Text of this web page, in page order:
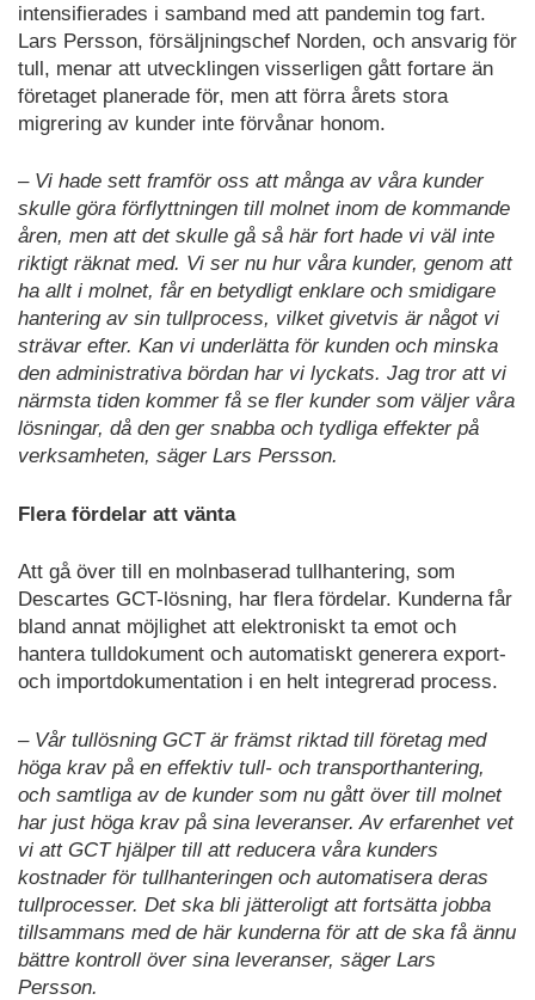
intensifierades i samband med att pandemin tog fart.
Lars Persson, försäljningschef Norden, och ansvarig för
tull, menar att utvecklingen visserligen gått fortare än
företaget planerade för, men att förra årets stora
migrering av kunder inte förvånar honom.
– Vi hade sett framför oss att många av våra kunder
skulle göra förflyttningen till molnet inom de kommande
åren, men att det skulle gå så här fort hade vi väl inte
riktigt räknat med. Vi ser nu hur våra kunder, genom att
ha allt i molnet, får en betydligt enklare och smidigare
hantering av sin tullprocess, vilket givetvis är något vi
strävar efter. Kan vi underlätta för kunden och minska
den administrativa bördan har vi lyckats. Jag tror att vi
närmsta tiden kommer få se fler kunder som väljer våra
lösningar, då den ger snabba och tydliga effekter på
verksamheten, säger Lars Persson.
Flera fördelar att vänta
Att gå över till en molnbaserad tullhantering, som
Descartes GCT-lösning, har flera fördelar. Kunderna får
bland annat möjlighet att elektroniskt ta emot och
hantera tulldokument och automatiskt generera export-
och importdokumentation i en helt integrerad process.
– Vår tullösning GCT är främst riktad till företag med
höga krav på en effektiv tull- och transporthantering,
och samtliga av de kunder som nu gått över till molnet
har just höga krav på sina leveranser. Av erfarenhet vet
vi att GCT hjälper till att reducera våra kunders
kostnader för tullhanteringen och automatisera deras
tullprocesser. Det ska bli jätteroligt att fortsätta jobba
tillsammans med de här kunderna för att de ska få ännu
bättre kontroll över sina leveranser, säger Lars
Persson.